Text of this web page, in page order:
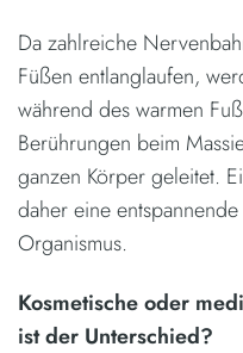
Da zahlreiche
Füßen entlanglaufen,
während des warmen
Berührungen beim
ganzen Körper geleitet.
daher eine
Organismus.
Kosmetische oder
ist der Unterschied?